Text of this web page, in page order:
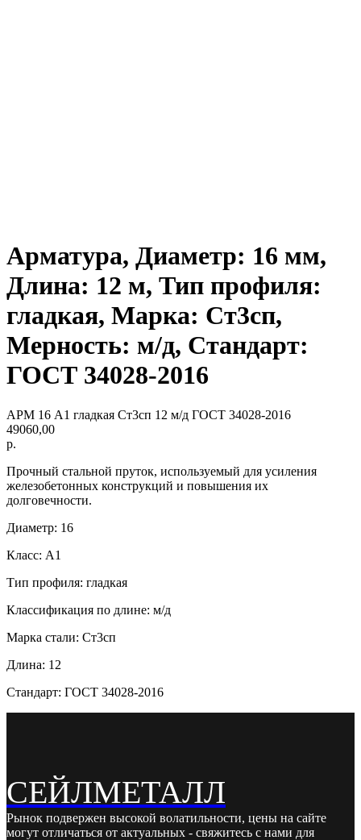
Арматура, Диаметр: 16 мм,
Длина: 12 м, Тип профиля:
гладкая, Марка: Ст3сп,
Мерность: м/д, Стандарт:
ГОСТ 34028-2016
АРМ 16 А1 гладкая Ст3сп 12 м/д ГОСТ 34028-2016
49060,00
р.
Прочный стальной пруток, используемый для усиления
железобетонных конструкций и повышения их
долговечности.
Диаметр: 16
Класс: А1
Тип профиля: гладкая
Классификация по длине: м/д
Марка стали: Ст3сп
Длина: 12
Стандарт: ГОСТ 34028-2016
СЕЙЛМЕТАЛЛ
Рынок подвержен высокой волатильности, цены на сайте
могут отличаться от актуальных - свяжитесь с нами для